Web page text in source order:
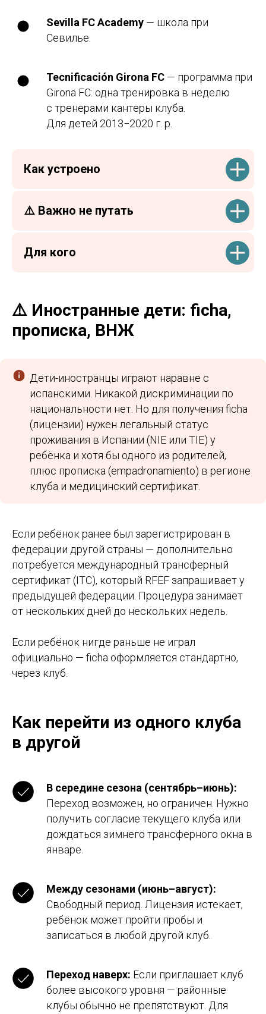
Sevilla FC Academy — школа при
Севилье.
Tecnificación Girona FC — программа при
Girona FC: одна тренировка в неделю
с тренерами кантеры клуба.
Для детей 2013−2020 г. р.
Как устроено
⚠️ Важно не путать
Для кого
⚠️ Иностранные дети: ficha,
прописка, ВНЖ
Дети-иностранцы играют наравне с
испанскими. Никакой дискриминации по
национальности нет. Но для получения ficha
(лицензии) нужен легальный статус
проживания в Испании (NIE или TIE) у
ребёнка и хотя бы одного из родителей,
плюс прописка (empadronamiento) в регионе
клуба и медицинский сертификат.
Если ребёнок ранее был зарегистрирован в
федерации другой страны — дополнительно
потребуется международный трансферный
сертификат (ITC), который RFEF запрашивает у
предыдущей федерации. Процедура занимает
от нескольких дней до нескольких недель.
Если ребёнок нигде раньше не играл
официально — ficha оформляется стандартно,
через клуб.
Как перейти из одного клуба
в другой
В середине сезона (сентябрь–июнь):
Переход возможен, но ограничен. Нужно
получить согласие текущего клуба или
дождаться зимнего трансферного окна в
январе.
Между сезонами (июнь–август):
Свободный период. Лицензия истекает,
ребёнок может пройти пробы и
записаться в любой другой клуб.
Переход наверх: Если приглашает клуб
более высокого уровня — районные
клубы обычно не препятствуют. Для
Записаться на консультацию
Запишитесь на консультацию — разберём
зачисления.
Учёба и переезд в Испанию без стресса и ошибок
Контакты
Переезд
Базируемся в Барселоне
Работаем онлайн
+34 636 923 413
hola@studybarcelona.su
Студенческая виза
Документы
Новости
Вузы
Бизнес-школы
Языковые академии
Юридическая информация
Политика конфиденциальности
© TOMO CERO, S.L.U. 2026 CIF: B62544374
Среднее образование
Высшее образование
Языковые курсы
Aviso Legal